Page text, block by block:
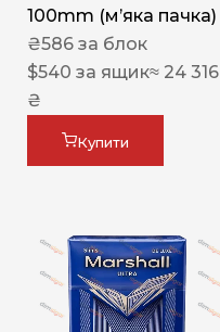
100mm (м’яка пачка)
₴586 за блок
$540 за ящик≈ 24 316
₴
Купити